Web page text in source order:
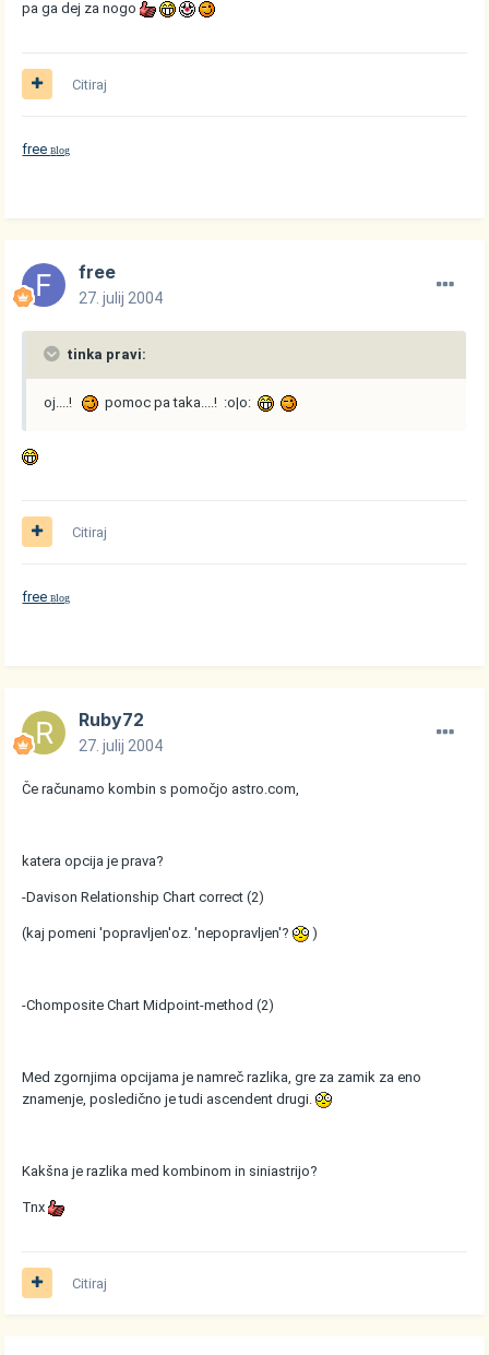
pa ga dej za nogo
Citiraj
freeBlog
free
27. julij 2004
tinka pravi:
oj....! pomoc pa taka....! :o|o:
Citiraj
freeBlog
Ruby72
27. julij 2004
Če računamo kombin s pomočjo astro.com,
katera opcija je prava?
-Davison Relationship Chart correct (2)
(kaj pomeni 'popravljen'oz. 'nepopravljen'? )
-Chomposite Chart Midpoint-method (2)
Med zgornjima opcijama je namreč razlika, gre za zamik za eno
znamenje, posledično je tudi ascendent drugi.
Kakšna je razlika med kombinom in siniastrijo?
Tnx
Citiraj